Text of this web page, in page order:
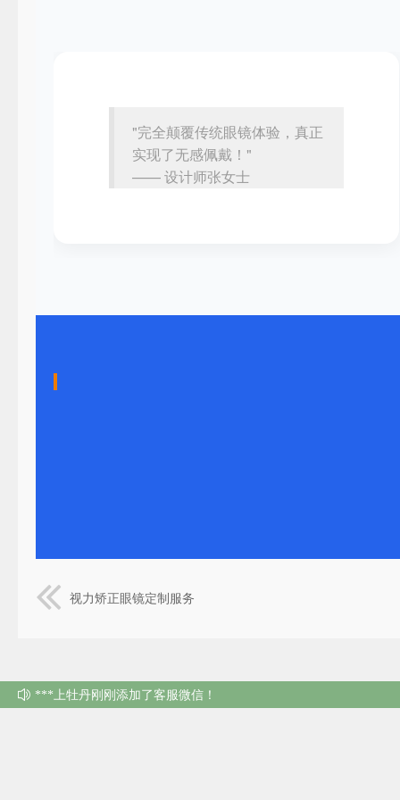
"完全颠覆传统眼镜体验，真正
实现了无感佩戴！"
—— 设计师张女士
视力矫正眼镜定制服务
***上牡丹刚刚添加了客服微信！